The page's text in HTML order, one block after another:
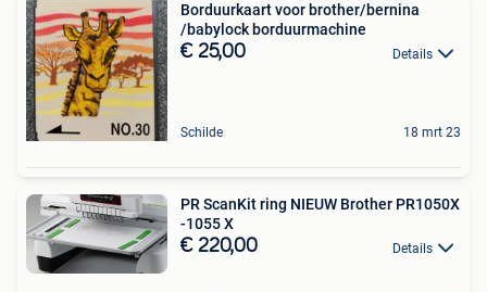
Borduurkaart voor brother/bernina
/babylock borduurmachine
€ 25,00 Details
Schilde 18 mrt 23
PR ScanKit ring NIEUW Brother PR1050X
-1055 X
€ 220,00 Details